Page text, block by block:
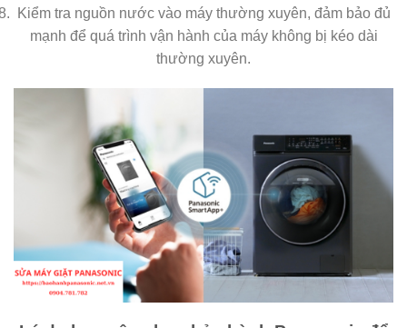
Kiểm tra nguồn nước vào máy thường xuyên, đảm bảo đủ
mạnh để quá trình vận hành của máy không bị kéo dài
thường xuyên.